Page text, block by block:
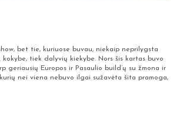
bet tie, kuriuose buvau, niekaip neprilygsta
tiek dalyvių kiekybe. Nors šis kartas buvo
geriausių Europos ir Pasaulio build’ų su žmona ir
nei viena nebuvo ilgai sužavėta šita pramoga,